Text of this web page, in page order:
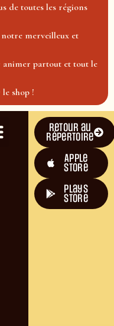
de toutes les régions
merveilleux et
animer partout et tout le
shop !
Retour au
répertoire
Apple
Store
plays
store